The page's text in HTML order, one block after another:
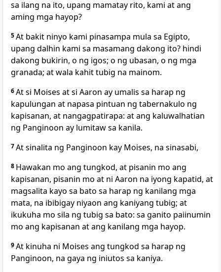
sa ilang na ito, upang mamatay rito, kami at ang
aming mga hayop?
5At bakit ninyo kami pinasampa mula sa Egipto,
upang dalhin kami sa masamang dakong ito? hindi
dakong bukirin, o ng igos; o ng ubasan, o ng mga
granada; at wala kahit tubig na mainom.
6At si Moises at si Aaron ay umalis sa harap ng
kapulungan at napasa pintuan ng tabernakulo ng
kapisanan, at nangagpatirapa: at ang kaluwalhatian
ng Panginoon ay lumitaw sa kanila.
7At sinalita ng Panginoon kay Moises, na sinasabi,
8 Hawakan mo ang tungkod, at pisanin mo ang
kapisanan, pisanin mo at ni Aaron na iyong kapatid, at
magsalita kayo sa bato sa harap ng kanilang mga
mata, na ibibigay niyaon ang kaniyang tubig; at
ikukuha mo sila ng tubig sa bato: sa ganito paiinumin
mo ang kapisanan at ang kanilang mga hayop.
9At kinuha ni Moises ang tungkod sa harap ng
Panginoon, na gaya ng iniutos sa kaniya.